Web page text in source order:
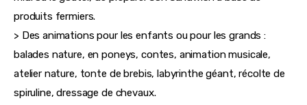
produits fermiers.
> Des animations pour les enfants ou pour les grands :
balades nature, en poneys, contes, animation musicale,
atelier nature, tonte de brebis, labyrinthe géant, récolte de
spiruline, dressage de chevaux.